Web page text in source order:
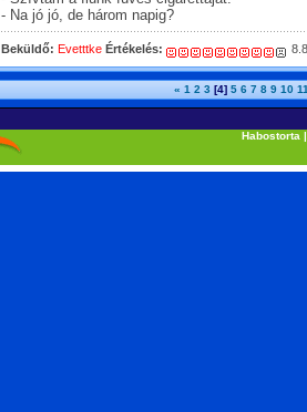
- Na jó jó, de három napig?
Beküldő: Evetttke Értékelés:
« 1 2 3 [4] 5 6 7 8 9 10
Habostorta